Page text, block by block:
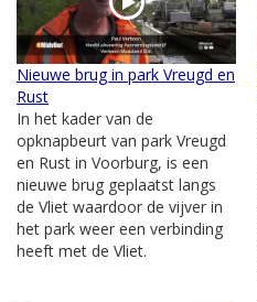
Nieuwe brug in park Vreugd en
Rust
In het kader van de
opknapbeurt van park Vreugd
en Rust in Voorburg, is een
nieuwe brug geplaatst langs
de Vliet waardoor de vijver in
het park weer een verbinding
heeft met de Vliet.